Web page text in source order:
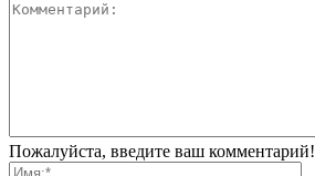
Пожалуйста, введите ваш комментарий!